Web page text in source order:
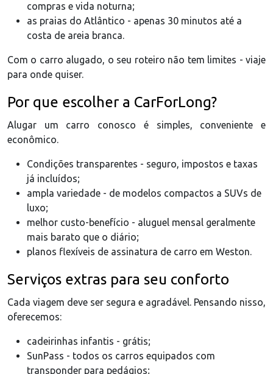
compras e vida noturna;
as praias do Atlântico - apenas 30 minutos até a
costa de areia branca.
Com o carro alugado, o seu roteiro não tem limites - viaje
para onde quiser.
Por que escolher a CarForLong?
Alugar um carro conosco é simples, conveniente e
econômico.
Condições transparentes - seguro, impostos e taxas
já incluídos;
ampla variedade - de modelos compactos a SUVs de
luxo;
melhor custo-benefício - aluguel mensal geralmente
mais barato que o diário;
planos flexíveis de assinatura de carro em Weston.
Serviços extras para seu conforto
Cada viagem deve ser segura e agradável. Pensando nisso,
oferecemos:
cadeirinhas infantis - grátis;
SunPass - todos os carros equipados com
transponder para pedágios;